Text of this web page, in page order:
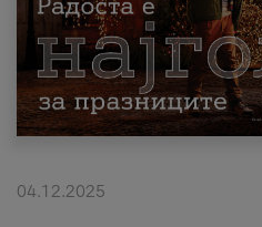
Приватни Деловни
Поддршка
Надополни кредит
04.12.2025